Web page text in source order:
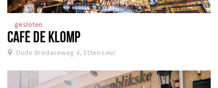
gesloten
CAFÉ DE KLOMP
Oude Bredaseweg 4, Etten-Leur